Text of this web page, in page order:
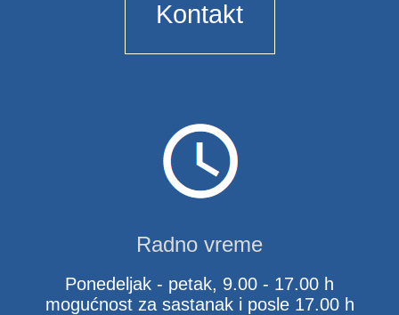
Kontakt
Radno vreme
Ponedeljak - petak, 9.00 - 17.00 h
mogućnost za sastanak i posle 17.00 h